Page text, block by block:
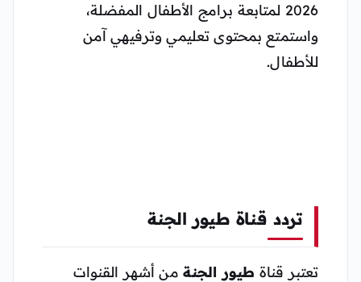
2026 لمتابعة برامج الأطفال المفضلة،
واستمتع بمحتوى تعليمي وترفيهي آمن
للأطفال.
تردد قناة طيور الجنة
تعتبر قناة طيور الجنةمن أشهر القنوات